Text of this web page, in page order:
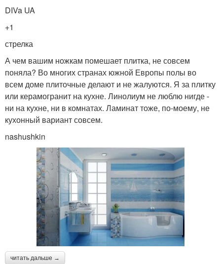
DIVa UA
+1
стрелка
А чем вашим ножкам помешает плитка, не совсем
поняла? Во многих странах южной Европы полы во
всем доме плиточные делают и не жалуются. Я за плитку
или керамогранит на кухне. Линолиум не люблю нигде -
ни на кухне, ни в комнатах. Ламинат тоже, по-моему, не
кухонный вариант совсем.
nashushkin
читать дальше →